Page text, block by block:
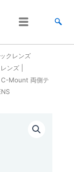
クレンズ
ンズ |
Mount 両側テ